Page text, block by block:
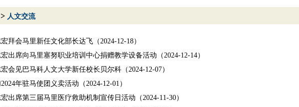
人文交流
拜会马里新任文化部长达飞（2024-12-18）
出席向马里塞努职业培训中心捐赠教学设备活动（2024-12-14）
会见巴马科人文大学新任校长贝尔科（2024-12-07）
年驻马使团义卖活动（2024-12-01）
出席第三届马里医疗救助机制宣传日活动（2024-11-30）